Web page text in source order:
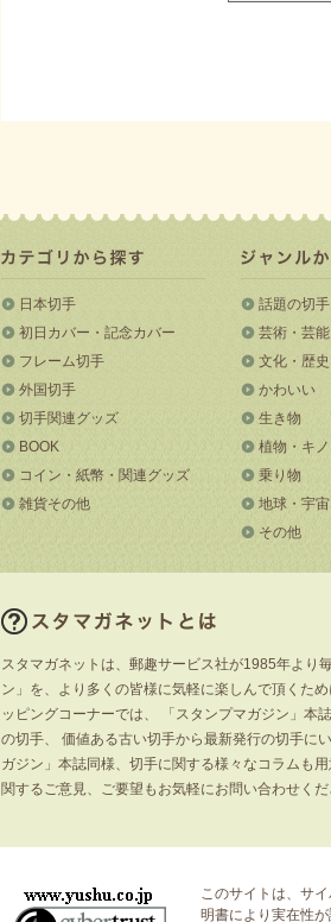
日本切手
初日カバー・記念カバー
フレーム切手
外国切手
切手関連グッズ
BOOK
コイン・紙幣・関連グッズ
雑貨その他
話題の切手
芸術・芸能
文化・歴史
かわいい
生き物
植物・キノ
乗り物
地球・宇宙
その他
スタマガネットは、郵趣サービス社が1985年より
ン」を、より多くの皆様に気軽に楽しんで頂くた
ッピングコーナーでは、 「スタンプマガジン」本
の切手、 価値ある古い切手から最新発行の切手に
ガジン」本誌同様、切手に関する様々なコラムも
関するご意見、ご要望もお気軽にお問い合わせくだ
このサイトは、サ
明書により実在性